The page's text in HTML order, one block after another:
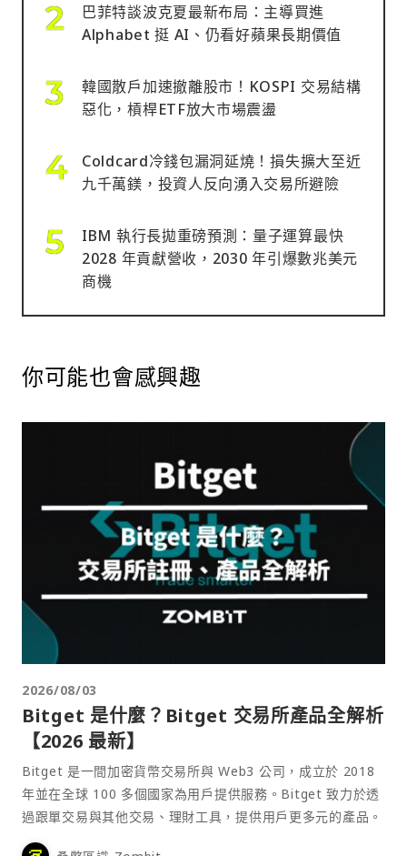
巴菲特談波克夏最新布局：主導買進
Alphabet 挺 AI、仍看好蘋果長期價值
韓國散戶加速撤離股市！KOSPI 交易結構
惡化，槓桿ETF放大市場震盪
Coldcard冷錢包漏洞延燒！損失擴大至近
九千萬鎂，投資人反向湧入交易所避險
IBM 執行長拋重磅預測：量子運算最快
2028 年貢獻營收，2030 年引爆數兆美元
商機
你可能也會感興趣
2026/08/03
Bitget 是什麼？Bitget 交易所產品全解析
【2026 最新】
Bitget 是一間加密貨幣交易所與 Web3 公司，成立於 2018
年並在全球 100 多個國家為用戶提供服務。Bitget 致力於透
過跟單交易與其他交易、理財工具，提供用戶更多元的產品。